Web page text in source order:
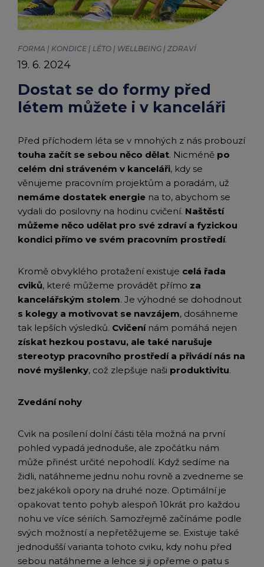
kanceláři
Články
Edenred
Peněženka Edenred Benefits
Peněženka Edenred Health
TANKARTA Benefit od Edenred
Edenred Benefits poukázky
Edenred Benefity Premium
All-in-One cafeterie FKSP
Qerko
Ostatní produkty
Edenred Compliments
Edenred Service
Kontakty
FORMA | KONDICE | LÉTO | WELLBEING | ZDRAVÍ
Dostat se do formy před
létem můžete i v kanceláři
19. 6. 2024
Před příchodem léta se v mnohých z nás probouzí
touha začít se sebou něco dělat. Nicméně po
celém dni stráveném v kanceláři, kdy se
věnujeme pracovním projektům a poradám, už
nemáme dostatek energie na to, abychom se
vydali do posilovny na hodinu cvičení. Naštěstí
můžeme něco udělat pro své zdraví a fyzickou
kondici přímo ve svém pracovním prostředí.
Kromě obvyklého protažení existuje celá řada
cviků, které můžeme provádět přímo za
kancelářským stolem. Je výhodné se dohodnout
s kolegy a motivovat se navzájem, dosáhneme
tak lepších výsledků. Cvičenínám pomáhá nejen
získat hezkou postavu, ale také narušuje
stereotyp pracovního prostředí a přivádí nás na
nové myšlenky, což zlepšuje naši produktivitu.
Zvedání nohy
Cvik na posílení dolní části těla možná na první
pohled vypadá jednoduše, ale zpočátku nám
může přinést určité nepohodlí. Když sedíme na
židli, natáhneme jednu nohu rovně a zvedneme se
bez jakékoli opory na druhé noze. Optimální je
opakovat tento pohyb alespoň 10krát pro každou
nohu ve více sériích. Samozřejmě začínáme podle
svých možností a nepřetěžujeme se. Existuje také
jednodušší varianta tohoto cviku, kdy nohu před
sebou natáhneme a lehce si ji opřeme o patu s